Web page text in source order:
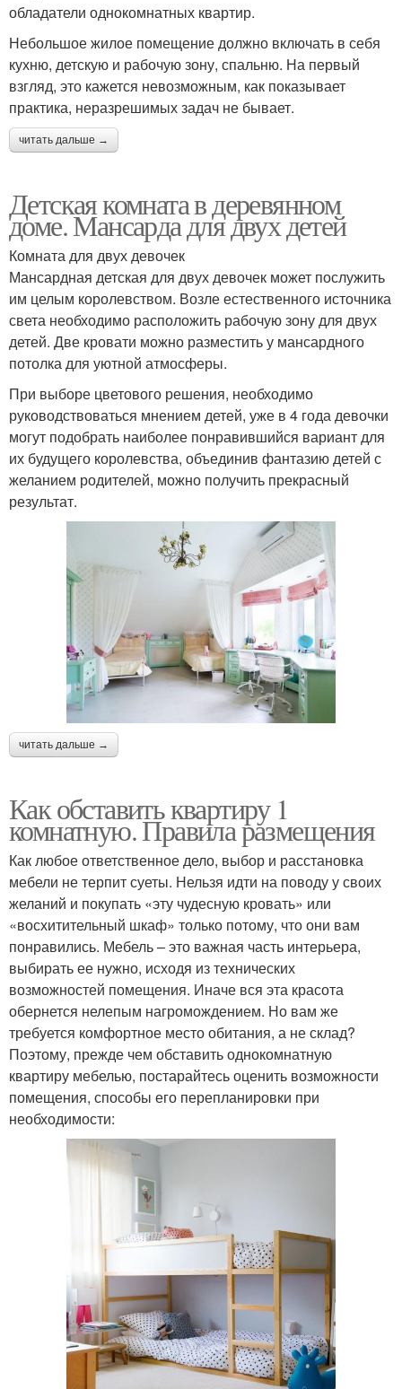
обладатели однокомнатных квартир.
Небольшое жилое помещение должно включать в себя
кухню, детскую и рабочую зону, спальню. На первый
взгляд, это кажется невозможным, как показывает
практика, неразрешимых задач не бывает.
читать дальше →
Детская комната в деревянном
доме. Мансарда для двух детей
Комната для двух девочек
Мансардная детская для двух девочек может послужить
им целым королевством. Возле естественного источника
света необходимо расположить рабочую зону для двух
детей. Две кровати можно разместить у мансардного
потолка для уютной атмосферы.
При выборе цветового решения, необходимо
руководствоваться мнением детей, уже в 4 года девочки
могут подобрать наиболее понравившийся вариант для
их будущего королевства, объединив фантазию детей с
желанием родителей, можно получить прекрасный
результат.
читать дальше →
Как обставить квартиру 1
комнатную. Правила размещения
Как любое ответственное дело, выбор и расстановка
мебели не терпит суеты. Нельзя идти на поводу у своих
желаний и покупать «эту чудесную кровать» или
«восхитительный шкаф» только потому, что они вам
понравились. Мебель – это важная часть интерьера,
выбирать ее нужно, исходя из технических
возможностей помещения. Иначе вся эта красота
обернется нелепым нагромождением. Но вам же
требуется комфортное место обитания, а не склад?
Поэтому, прежде чем обставить однокомнатную
квартиру мебелью, постарайтесь оценить возможности
помещения, способы его перепланировки при
необходимости: